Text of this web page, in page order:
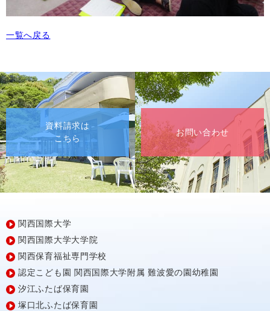
一覧へ戻る
資料請求は
こちら
お問い合わせ
関西国際大学
関西国際大学大学院
関西保育福祉専門学校
認定こども園 関西国際大学附属 難波愛の園幼稚園
汐江ふたば保育園
塚口北ふたば保育園